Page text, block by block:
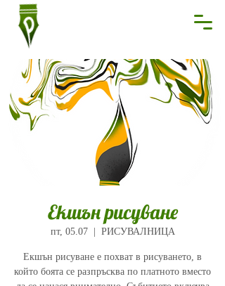
Екшън рисуване
пт, 05.07
  |
РИСУВАЛНИЦА
Екшън рисуване е похват в рисуването, в
който боята се разпръсква по платното вместо